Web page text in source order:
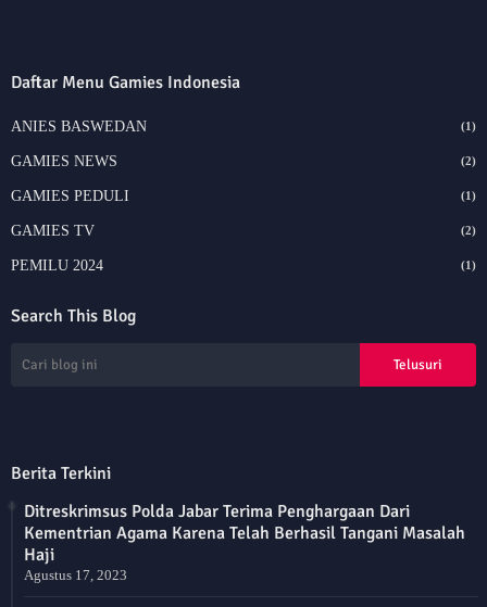
Daftar Menu Gamies Indonesia
ANIES BASWEDAN (1)
GAMIES NEWS (2)
GAMIES PEDULI (1)
GAMIES TV (2)
PEMILU 2024 (1)
Search This Blog
Berita Terkini
Ditreskrimsus Polda Jabar Terima Penghargaan Dari
Kementrian Agama Karena Telah Berhasil Tangani Masalah
Haji
Agustus 17, 2023